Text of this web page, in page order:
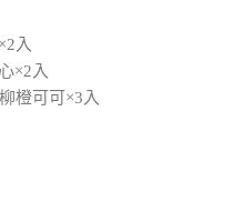
入
×2入
橙可可×3入